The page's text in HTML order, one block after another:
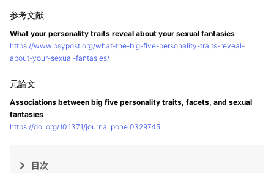
What your personality traits reveal about your sexual fantasies
https://www.psypost.org/what-the-big-five-personality-traits-reveal-
about-your-sexual-fantasies/
Associations between big five personality traits, facets, and sexual
fantasies
https://doi.org/10.1371/journal.pone.0329745
目次